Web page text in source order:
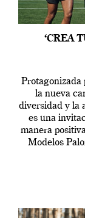
‘CREA
Protagonizada
la nueva
diversidad y la
es una
manera
Modelos